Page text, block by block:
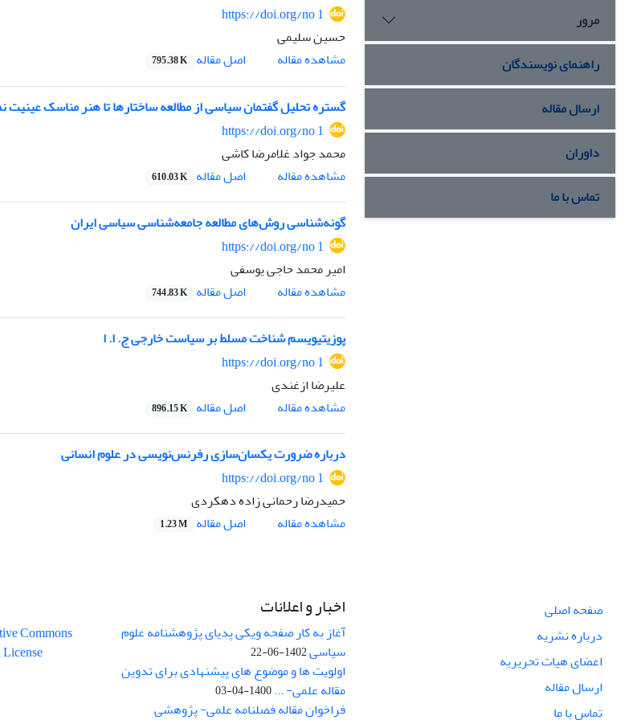
https://doi.org/no 1
حسین سلیمی
مشاهده مقاله
اصل مقاله 795.38 K
گستره تحلیل گفتمان سیاسی از مطالعه ساختارها تا هنر مناسک عینیت
https://doi.org/no 1
محمد جواد غلامرضا کاشی
مشاهده مقاله
اصل مقاله 610.03 K
گونه‌شناسی روش‌های مطالعه جامعه‌شناسی سیاسی ایران
https://doi.org/no 1
امیر محمد حاجی یوسفی
مشاهده مقاله
اصل مقاله 744.83 K
پوزیتیویسم شناخت مسلط بر سیاست خارجی ج. ا. ا
https://doi.org/no 1
علیرضا ازغندی
مشاهده مقاله
اصل مقاله 896.15 K
درباره ضرورت یکسان‌سازی رفرنس‌نویسی در علوم انسانی
https://doi.org/no 1
حمیدرضا رحمانی زاده دهکردی
مشاهده مقاله
اصل مقاله 1.23 M
مرور
راهنمای نویسندگان
ارسال مقاله
داوران
تماس با ما
صفحه اصلی
درباره نشریه
اعضای هیات تحریریه
ارسال مقاله
تماس با ما
اخبار و اعلانات
آغاز به کار صفحه ویکی پدیای پژوهشنامه علوم
سیاسی1402-06-22
اولویت ها و موضوع های پیشنهادی برای تدوین
مقاله علمی- ...1400-04-03
فراخوان مقاله فصلنامه علمی- پژوهشی
Commons